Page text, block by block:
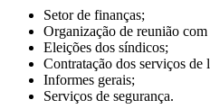
Setor de finanças;
Organização de reunião
Eleições dos síndicos;
Contratação dos serviços de
Informes gerais;
Serviços de segurança.